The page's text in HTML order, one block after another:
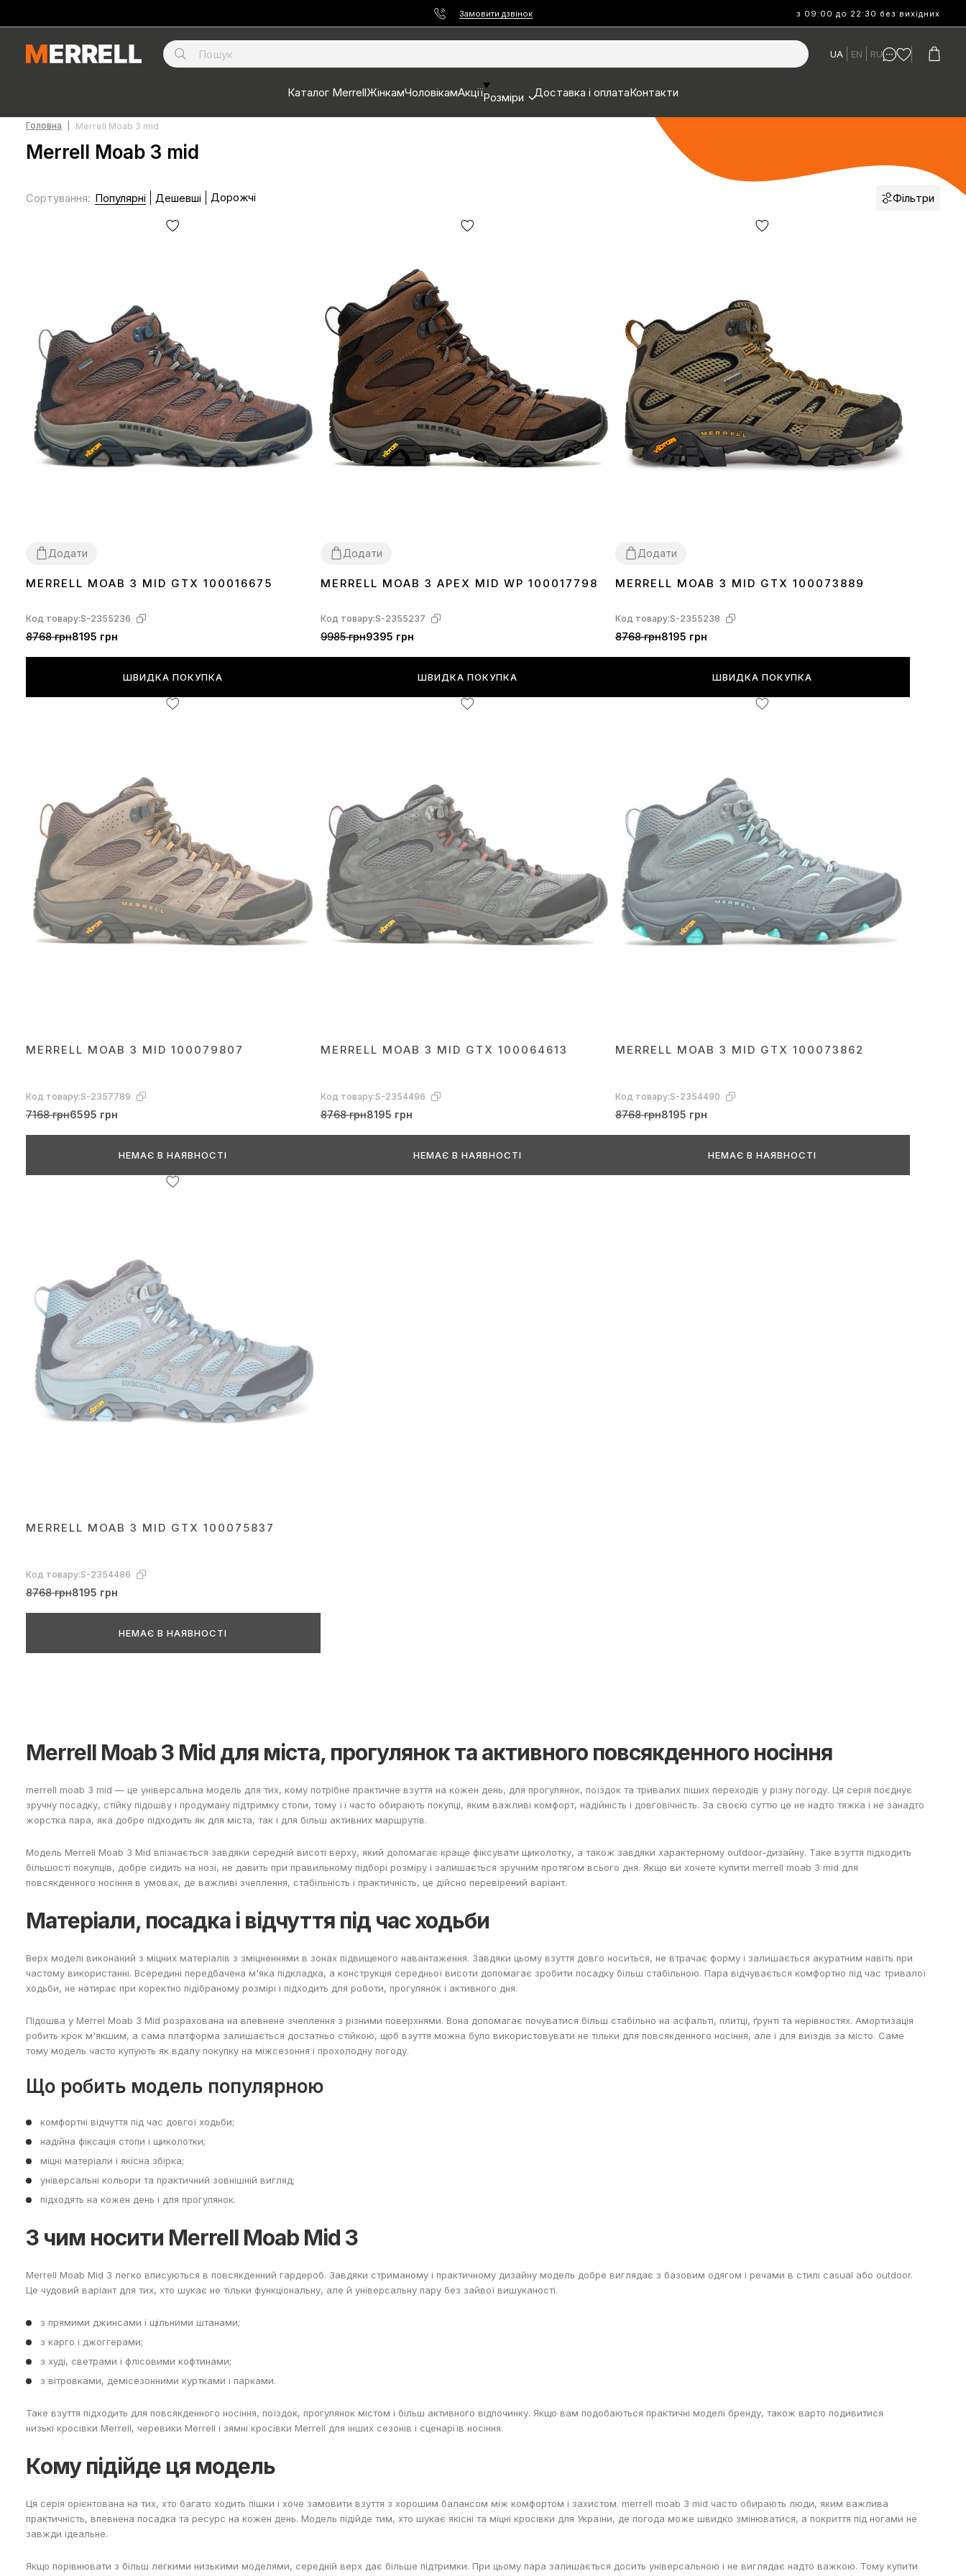
Замовити дзвінок з 09:00 до 22:30 без вихідних
UA EN RU
Каталог MerrellЖінкамЧоловікамАкціїРозміри Доставка і оплатаКонтакти
Головна Merrell Moab 3 mid
Merrell Moab 3 mid
Сортування: Популярні Дешевші Дорожчі Фільтри
Додати
41 43
MERRELL MOAB 3 MID GTX 100016675
Код товару:S-2355236
8768 грн8195 грн
ШВИДКА ПОКУПКА
Додати
43
MERRELL MOAB 3 APEX MID WP 100017798
Код товару:S-2355237
9985 грн9395 грн
ШВИДКА ПОКУПКА
Додати
41.544.546.5
MERRELL MOAB 3 MID GTX 100073889
Код товару:S-2355238
8768 грн8195 грн
ШВИДКА ПОКУПКА
MERRELL MOAB 3 MID 100079807
Код товару:S-2357789
7168 грн6595 грн
НЕМАЄ В НАЯВНОСТІ
MERRELL MOAB 3 MID GTX 100064613
Код товару:S-2354496
8768 грн8195 грн
НЕМАЄ В НАЯВНОСТІ
MERRELL MOAB 3 MID GTX 100073862
Код товару:S-2354490
8768 грн8195 грн
НЕМАЄ В НАЯВНОСТІ
MERRELL MOAB 3 MID GTX 100075837
Код товару:S-2354486
8768 грн8195 грн
НЕМАЄ В НАЯВНОСТІ
Merrell Moab 3 Mid для міста, прогулянок та активного повсякденного носіння
merrell moab 3 mid — це універсальна модель для тих, кому потрібне практичне взуття на кожен день, для прогулянок, поїздок та тривалих піших переходів у різну погоду. Ця серія поєднує
зручну посадку, стійку підошву і продуману підтримку стопи, тому її часто обирають покупці, яким важливі комфорт, надійність і довговічність. За своєю суттю це не надто тяжка і не занадто
жорстка пара, яка добре підходить як для міста, так і для більш активних маршрутів.
Модель Merrell Moab 3 Mid впізнається завдяки середній висоті верху, який допомагає краще фіксувати щиколотку, а також завдяки характерному outdoor-дизайну. Таке взуття підходить
більшості покупців, добре сидить на нозі, не давить при правильному підборі розміру і залишається зручним протягом всього дня. Якщо ви хочете купити merrell moab 3 mid для
повсякденного носіння в умовах, де важливі зчеплення, стабільність і практичність, це дійсно перевірений варіант.
Матеріали, посадка і відчуття під час ходьби
Верх моделі виконаний з міцних матеріалів з зміцненнями в зонах підвищеного навантаження. Завдяки цьому взуття довго носиться, не втрачає форму і залишається акуратним навіть при
частому використанні. Всередині передбачена м'яка підкладка, а конструкція середньої висоти допомагає зробити посадку більш стабільною. Пара відчувається комфортно під час тривалої
ходьби, не натирає при коректно підібраному розмірі і підходить для роботи, прогулянок і активного дня.
Підошва у Merrel Moab 3 Mid розрахована на впевнене зчеплення з різними поверхнями. Вона допомагає почуватися більш стабільно на асфальті, плитці, ґрунті та нерівностях. Амортизація
робить крок м'якшим, а сама платформа залишається достатньо стійкою, щоб взуття можна було використовувати не тільки для повсякденного носіння, але і для виїздів за місто. Саме
тому модель часто купують як вдалу покупку на міжсезоння і прохолодну погоду.
Що робить модель популярною
комфортні відчуття під час довгої ходьби;
надійна фіксація стопи і щиколотки;
міцні матеріали і якісна збірка;
універсальні кольори та практичний зовнішній вигляд;
підходять на кожен день і для прогулянок.
З чим носити Merrell Moab Mid 3
Merrell Moab Mid 3 легко вписуються в повсякденний гардероб. Завдяки стриманому і практичному дизайну модель добре виглядає з базовим одягом і речами в стилі casual або outdoor.
Це чудовий варіант для тих, хто шукає не тільки функціональну, але й універсальну пару без зайвої вишуканості.
з прямими джинсами і щільними штанами;
з карго і джоггерами;
з худі, светрами і флісовими кофтинами;
з вітровками, демісезонними куртками і парками.
Таке взуття підходить для повсякденного носіння, поїздок, прогулянок містом і більш активного відпочинку. Якщо вам подобаються практичні моделі бренду, також варто подивитися
низькі кросівки Merrell, черевики Merrell і зямні кросівки Merrell для інших сезонів і сценаріїв носіння.
Кому підійде ця модель
Ця серія орієнтована на тих, хто багато ходить пішки і хоче замовити взуття з хорошим балансом між комфортом і захистом. merrell moab 3 mid часто обирають люди, яким важлива
практичність, впевнена посадка та ресурс на кожен день. Модель підійде тим, хто шукає якісні та міцні кросівки для України, де погода може швидко змінюватися, а покриття під ногами не
завжди ідеальне.
Якщо порівнювати з більш легкими низькими моделями, середній верх дає більше підтримки. При цьому пара залишається досить універсальною і не виглядає надто важкою. Тому купити